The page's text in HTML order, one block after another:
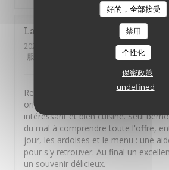
好的，全部接受
禁用
个性化
保密政策
undefined
Laurent
2026-07-15
服务
: /5 质价比
Restaurant et cartes qui valent le
originaux aux classiques (comme
intéressant et bien cuisiné. Seul
du mal à comprendre toute l'offre,
jour, les ardoises et le menu : une
pour s'y retrouver. Au final un
un souvenir délicieux.